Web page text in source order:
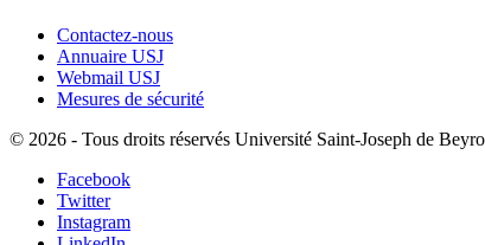
Contactez-nous
Annuaire USJ
Webmail USJ
Mesures de sécurité
© 2026 - Tous droits réservés Université Saint-Joseph de
Facebook
Twitter
Instagram